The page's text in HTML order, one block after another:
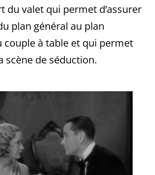
du valet qui permet d’assurer
plan général au plan
couple à table et qui permet
scène de séduction.